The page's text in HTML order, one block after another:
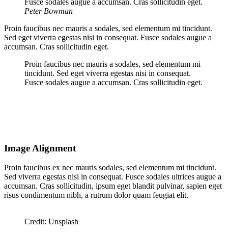
Peter Bowman
Proin faucibus nec mauris a sodales, sed elementum mi tincidunt.
Sed eget viverra egestas nisi in consequat. Fusce sodales augue a
accumsan. Cras sollicitudin eget.
Proin faucibus nec mauris a sodales, sed elementum mi
tincidunt. Sed eget viverra egestas nisi in consequat.
Fusce sodales augue a accumsan. Cras sollicitudin eget.
Image Alignment
Proin faucibus ex nec mauris sodales, sed elementum mi tincidunt.
Sed viverra egestas nisi in consequat. Fusce sodales ultrices augue a
accumsan. Cras sollicitudin, ipsum eget blandit pulvinar, sapien eget
risus condimentum nibh, a rutrum dolor quam feugiat elit.
Credit: Unsplash